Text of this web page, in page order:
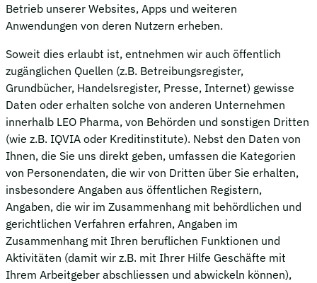
Betrieb unserer Websites, Apps und weiteren
Anwendungen von deren Nutzern erheben.
Soweit dies erlaubt ist, entnehmen wir auch öffentlich
zugänglichen Quellen (z.B. Betreibungsregister,
Grundbücher, Handelsregister, Presse, Internet) gewisse
Daten oder erhalten solche von anderen Unternehmen
innerhalb LEO Pharma, von Behörden und sonstigen Dritten
(wie z.B. IQVIA oder Kreditinstitute). Nebst den Daten von
Ihnen, die Sie uns direkt geben, umfassen die Kategorien
von Personendaten, die wir von Dritten über Sie erhalten,
insbesondere Angaben aus öffentlichen Registern,
Angaben, die wir im Zusammenhang mit behördlichen und
gerichtlichen Verfahren erfahren, Angaben im
Zusammenhang mit Ihren beruflichen Funktionen und
Aktivitäten (damit wir z.B. mit Ihrer Hilfe Geschäfte mit
Ihrem Arbeitgeber abschliessen und abwickeln können),